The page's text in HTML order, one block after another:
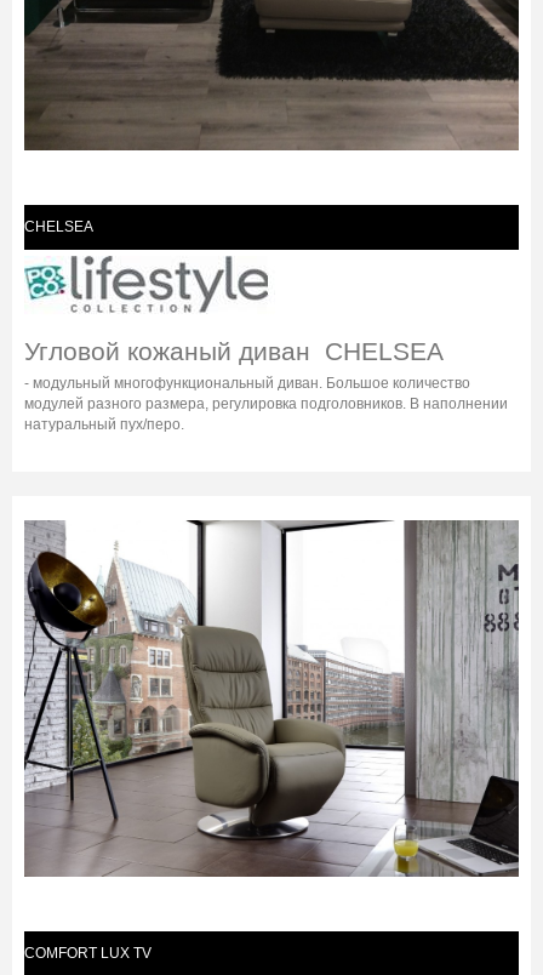
CHELSEA
Угловой кожаный диван CHELSEA
- модульный многофункциональный диван. Большое количество
модулей разного размера, регулировка подголовников. В наполнении
натуральный пух/перо.
COMFORT LUX TV